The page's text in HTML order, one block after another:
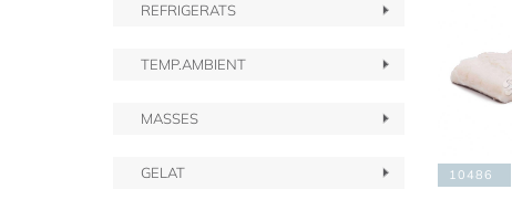
REFRIGERATS
TEMP.AMBIENT
MASSES
GELAT 10486